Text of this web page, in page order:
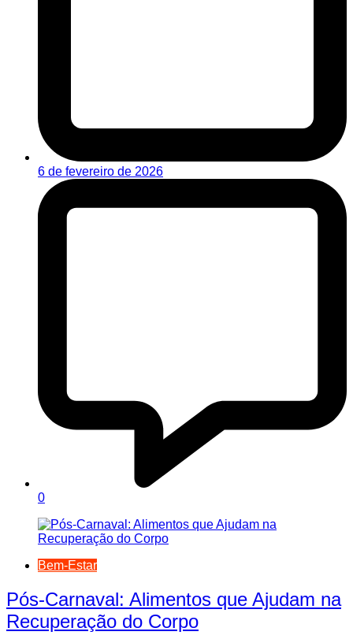
6 de fevereiro de 2026
0
Bem-Estar
Pós-Carnaval: Alimentos que Ajudam na
Recuperação do Corpo